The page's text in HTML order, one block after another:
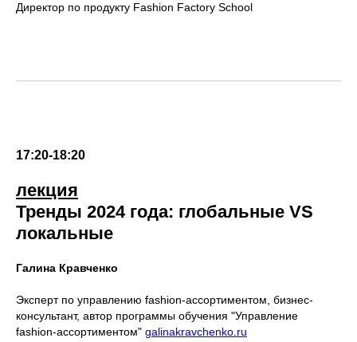
Директор по продукту Fashion Factory School
17:20-18:20
лекция
Тренды 2024 года: глобальные VS
локальные
Галина Кравченко
Эксперт по управлению fashion-ассортиментом, бизнес-
консультант, автор программы обучения "Управление
fashion-ассортиментом" galinakravchenko.ru